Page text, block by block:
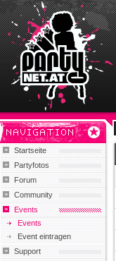
Startseite
Partyfotos
Forum
Community
Events
Events
Event eintragen
Support